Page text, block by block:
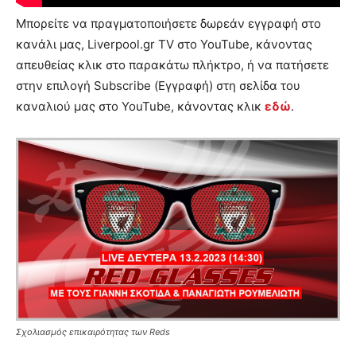
Μπορείτε να πραγματοποιήσετε δωρεάν εγγραφή στο
κανάλι μας, Liverpool.gr TV στο YouTube, κάνοντας
απευθείας κλικ στο παρακάτω πλήκτρο, ή να πατήσετε
στην επιλογή Subscribe (Εγγραφή) στη σελίδα του
καναλιού μας στο YouTube, κάνοντας κλικ εδώ.
Σχολιασμός επικαιρότητας των Reds